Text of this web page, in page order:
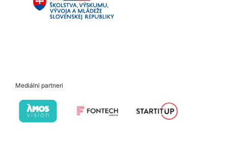
Mediálni partneri